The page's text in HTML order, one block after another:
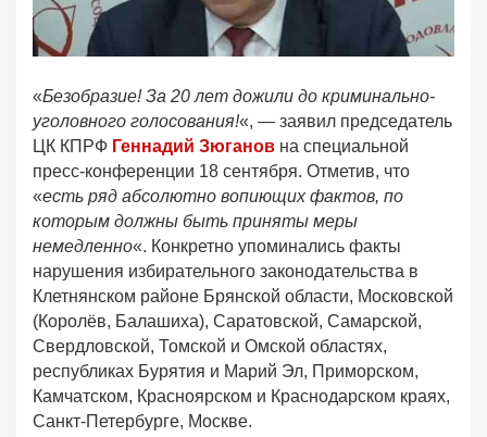
«Безобразие! За 20 лет дожили до криминально-
уголовного голосования!«, — заявил председатель
ЦК КПРФ Геннадий Зюганов на специальной
пресс-конференции 18 сентября. Отметив, что
«есть ряд абсолютно вопиющих фактов, по
которым должны быть приняты меры
немедленно«. Конкретно упоминались факты
нарушения избирательного законодательства в
Клетнянском районе Брянской области, Московской
(Королёв, Балашиха), Саратовской, Самарской,
Свердловской, Томской и Омской областях,
республиках Бурятия и Марий Эл, Приморском,
Камчатском, Красноярском и Краснодарском краях,
Санкт-Петербурге, Москве.